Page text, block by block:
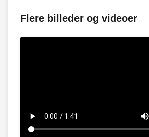
Flere billeder og videoer